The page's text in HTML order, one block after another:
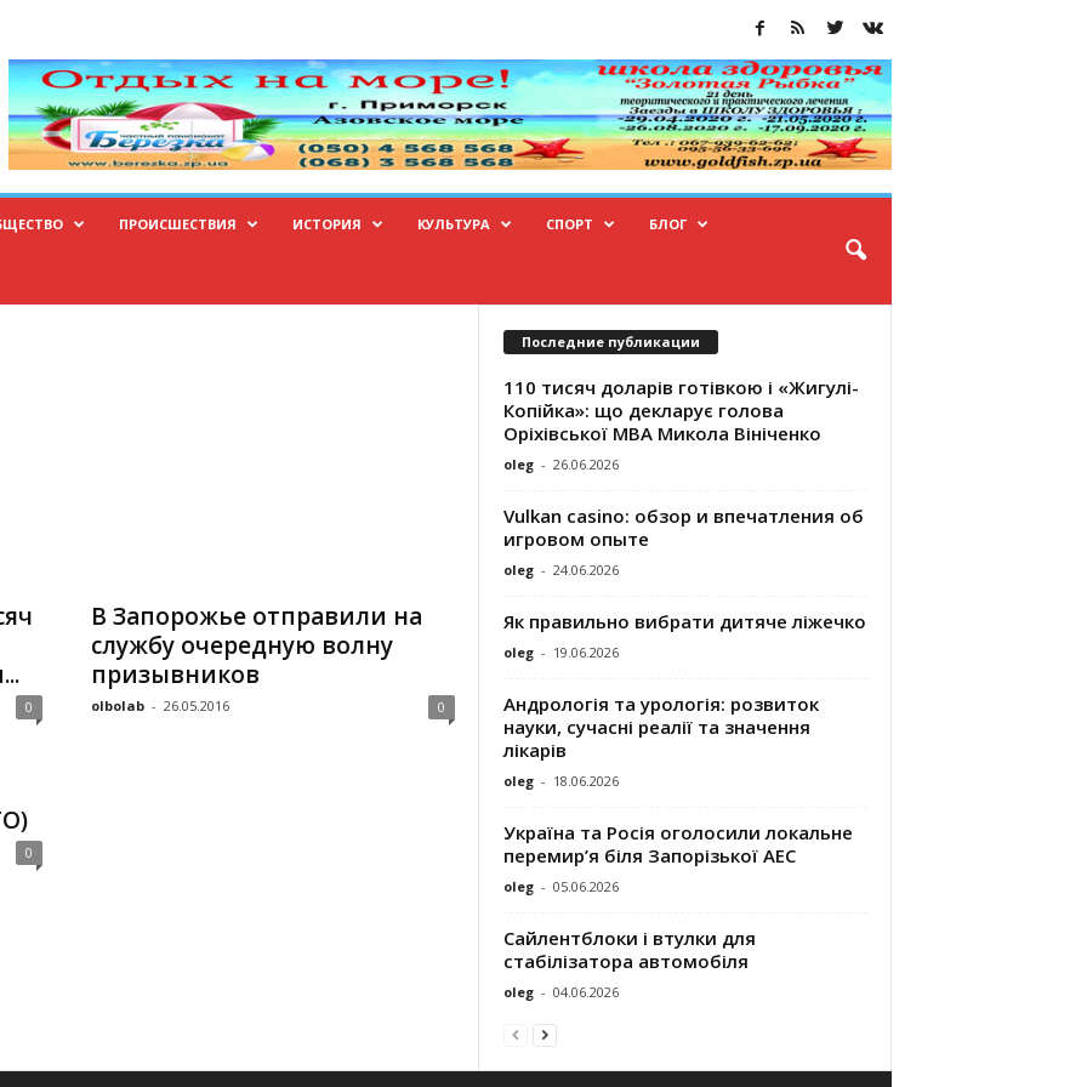
ПРОИСШЕСТВИЯ ИСТОРИЯ КУЛЬТУРА СПОРТ БЛОГ
0
В Запорожье отправили на
службу очередную волну
призывников
olbolab - 26.05.2016 0
0
Последние публикации
110 тисяч доларів готівкою і «Жигулі-
Копійка»: що декларує голова
Оріхівської МВА Микола Вініченко
oleg - 26.06.2026
Vulkan casino: обзор и впечатления об
игровом опыте
oleg - 24.06.2026
Як правильно вибрати дитяче ліжечко
oleg - 19.06.2026
Андрологія та урологія: розвиток
науки, сучасні реалії та значення
лікарів
oleg - 18.06.2026
Україна та Росія оголосили локальне
перемир’я біля Запорізької АЕС
oleg - 05.06.2026
Сайлентблоки і втулки для
стабілізатора автомобіля
oleg - 04.06.2026